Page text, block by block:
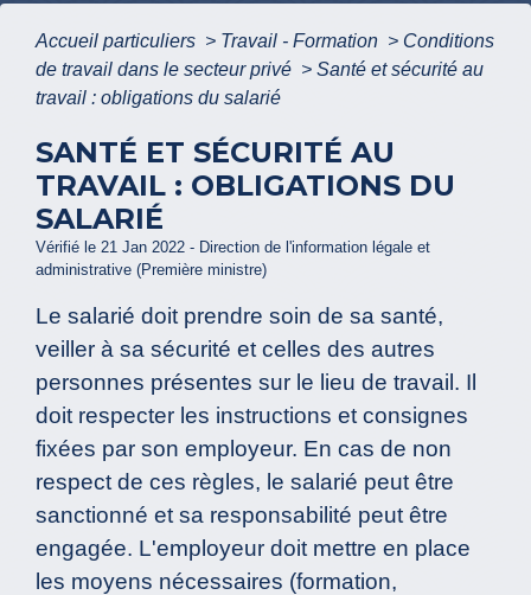
Accueil particuliers > Travail - Formation > Conditions
de travail dans le secteur privé > Santé et sécurité au
travail : obligations du salarié
SANTÉ ET SÉCURITÉ AU
TRAVAIL : OBLIGATIONS DU
SALARIÉ
Vérifié le 21 Jan 2022 - Direction de l'information légale et
administrative (Première ministre)
Le salarié doit prendre soin de sa santé,
veiller à sa sécurité et celles des autres
personnes présentes sur le lieu de travail. Il
doit respecter les instructions et consignes
fixées par son employeur. En cas de non
respect de ces règles, le salarié peut être
sanctionné et sa responsabilité peut être
engagée. L'employeur doit mettre en place
les moyens nécessaires (formation,